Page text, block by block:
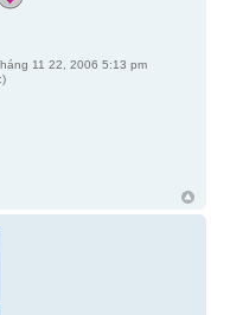
11 22, 2006 5:13 pm